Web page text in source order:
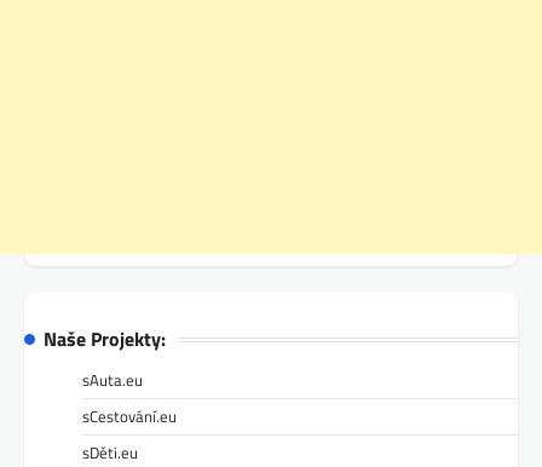
Naše Projekty:
sAuta.eu
sCestování.eu
sDěti.eu